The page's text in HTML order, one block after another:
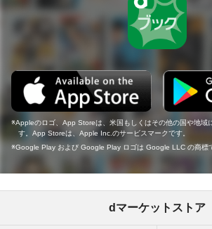
Appleのロゴ、App Storeは、米国もしくはその他の国や地域
す。App Storeは、Apple Inc.のサービスマークです。
Google Play および Google Play ロゴは Google LLC の商標
dマーケットストア